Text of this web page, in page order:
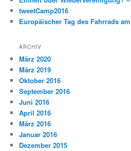
tweetCamp2016
Europäischer Tag des Fahrrads
ARCHIV
März 2020
März 2019
Oktober 2016
September 2016
Juni 2016
April 2016
März 2016
Januar 2016
Dezember 2015